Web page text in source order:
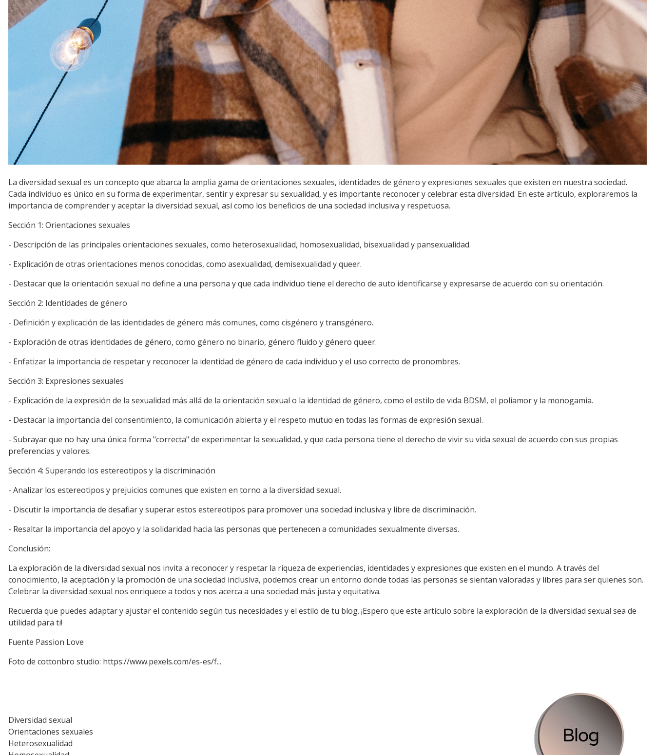
La diversidad sexual es un concepto que abarca la amplia gama de orientaciones sexuales, identidades de género y expresiones sexuales que existen en nuestra sociedad.
Cada individuo es único en su forma de experimentar, sentir y expresar su sexualidad, y es importante reconocer y celebrar esta diversidad. En este artículo, exploraremos la
importancia de comprender y aceptar la diversidad sexual, así como los beneficios de una sociedad inclusiva y respetuosa.
Sección 1: Orientaciones sexuales
- Descripción de las principales orientaciones sexuales, como heterosexualidad, homosexualidad, bisexualidad y pansexualidad.
- Explicación de otras orientaciones menos conocidas, como asexualidad, demisexualidad y queer.
- Destacar que la orientación sexual no define a una persona y que cada individuo tiene el derecho de auto identificarse y expresarse de acuerdo con su orientación.
Sección 2: Identidades de género
- Definición y explicación de las identidades de género más comunes, como cisgénero y transgénero.
- Exploración de otras identidades de género, como género no binario, género fluido y género queer.
- Enfatizar la importancia de respetar y reconocer la identidad de género de cada individuo y el uso correcto de pronombres.
Sección 3: Expresiones sexuales
- Explicación de la expresión de la sexualidad más allá de la orientación sexual o la identidad de género, como el estilo de vida BDSM, el poliamor y la monogamia.
- Destacar la importancia del consentimiento, la comunicación abierta y el respeto mutuo en todas las formas de expresión sexual.
- Subrayar que no hay una única forma "correcta" de experimentar la sexualidad, y que cada persona tiene el derecho de vivir su vida sexual de acuerdo con sus propias
preferencias y valores.
Sección 4: Superando los estereotipos y la discriminación
- Analizar los estereotipos y prejuicios comunes que existen en torno a la diversidad sexual.
- Discutir la importancia de desafiar y superar estos estereotipos para promover una sociedad inclusiva y libre de discriminación.
- Resaltar la importancia del apoyo y la solidaridad hacia las personas que pertenecen a comunidades sexualmente diversas.
Conclusión:
La exploración de la diversidad sexual nos invita a reconocer y respetar la riqueza de experiencias, identidades y expresiones que existen en el mundo. A través del
conocimiento, la aceptación y la promoción de una sociedad inclusiva, podemos crear un entorno donde todas las personas se sientan valoradas y libres para ser quienes son.
Celebrar la diversidad sexual nos enriquece a todos y nos acerca a una sociedad más justa y equitativa.
Recuerda que puedes adaptar y ajustar el contenido según tus necesidades y el estilo de tu blog. ¡Espero que este artículo sobre la exploración de la diversidad sexual sea de
utilidad para ti!
Fuente Passion Love
Foto de cottonbro studio: https://www.pexels.com/es-es/f...
Diversidad sexual
Orientaciones sexuales
Heterosexualidad